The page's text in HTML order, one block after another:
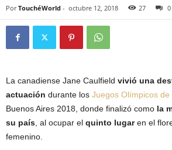
Por TouchéWorld - octubre 12, 2018 27 0
La canadiense Jane Caulfield vivió una
actuación durante los Juegos Olímpicos
Buenos Aires 2018, donde finalizó como la
su país , al ocupar el quinto lugaren el
femenino.